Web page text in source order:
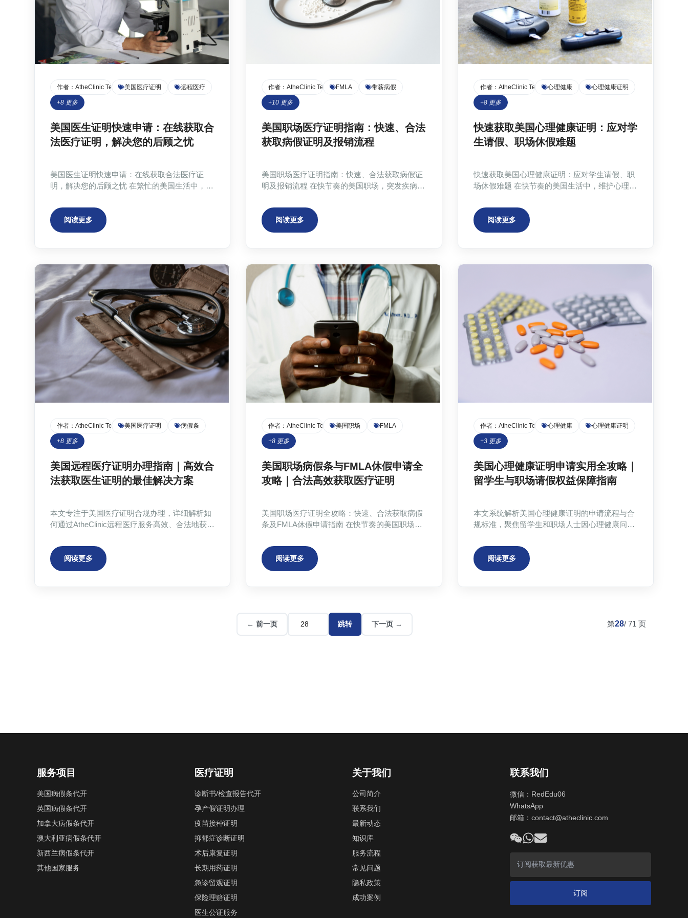
作者： AtheClinic Team 美国医疗证明 远程医疗
+8 更多
美国医生证明快速申请：在线获取合
法医疗证明，解决您的后顾之忧
美国医生证明快速申请：在线获取合法医疗证
明，解决您的后顾之忧 在繁忙的美国生活中，突
学生需要请假，还是职场人士需要证明自己的健
康状况，一份及时有效的医疗证明都至关重要。
然而，面对复杂的申请流程、繁琐的文书工作以
为了许多人的共同痛点。...
阅读更多
作者：AtheClinic Team FMLA 带薪病假
+10 更多
美国职场医疗证明指南：快速、合法
获取病假证明及报销流程
美国职场医疗证明指南：快速、合法获取病假证
明及报销流程 在快节奏的美国职场，突发疾病或
地获取医疗证明，顺利申请带薪病假或FMLA休
假，并获得健康保险理赔，成为许多员工面临的
难题。本文将为您详细解读美国职场医疗证明的
种请假...
阅读更多
作者： AtheClinic Team 心理健康 心理健康证明
+8更多
快速获取美国心理健康证明：应对学
生请假、职场休假难题
快速获取美国心理健康证明：应对学生请假、职
场休假难题 在快节奏的美国生活中，维护心理健
于学生请假或职场休假时，许多人却面临着信息
不足、流程繁琐的困境。尤其对于需要申请美国
心理健康证明的国际学生来说，语言障碍和对美
明，特别是针对心理健康...
阅读更多
作者： AtheClinic Team 美国医疗证明 病假条
+8 更多
美国远程医疗证明办理指南｜高效合
法获取医生证明的最佳解决方案
本文专注于美国医疗证明合规办理，详细解析如
何通过AtheClinic远程医疗服务高效、合法地获取
程、法律合规要点及实用建议，帮助留学生和职
场人士轻松解决请假、保险理赔等实际需求，确
保医疗文书顺利被学校、公司和保险机构认可。
阅读更多
作者：AtheClinic Team 美国职场 FMLA
+8 更多
美国职场病假条与FMLA休假申请全
攻略｜合法高效获取医疗证明
美国职场医疗证明全攻略：快速、合法获取病假
条及FMLA休假申请指南 在快节奏的美国职场
有发生。如何快速、合法地获得医疗证明，顺利
申请美国职场带薪病假，甚至FMLA休假，成为
许多员工面临的难题。本文将为您详细解读美国
阅读更多
作者： AtheClinic Team 心理健康 心理健康证明
+3更多
美国心理健康证明申请实用全攻略｜
留学生与职场请假权益保障指南
本文系统解析美国心理健康证明的申请流程与合
规标准，聚焦留学生和职场人士因心理健康问题
明、选择专业服务机构、满足学校与雇主要求，
以及相关隐私合规与实用建议，帮助读者全面保
障学业、工作和签证权益。
阅读更多
← 前一页 跳转 下一页 → 第28/ 71 页
服务项目
美国病假条代开
英国病假条代开
加拿大病假条代开
澳大利亚病假条代开
新西兰病假条代开
其他国家服务
医疗证明
诊断书/检查报告代开
孕产假证明办理
疫苗接种证明
抑郁症诊断证明
术后康复证明
长期用药证明
急诊留观证明
保险理赔证明
医生公证服务
关于我们
公司简介
联系我们
最新动态
知识库
服务流程
常见问题
隐私政策
成功案例
联系我们
微信：RedEdu06
WhatsApp
邮箱： contact@atheclinic.com
订阅